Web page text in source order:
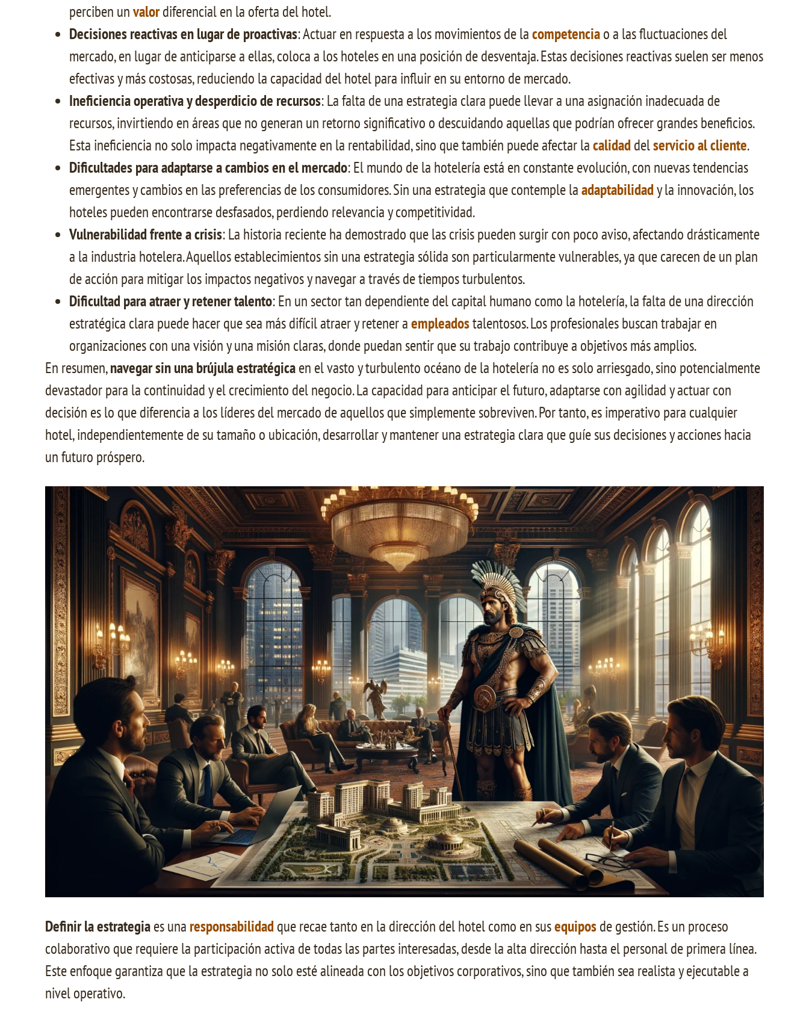
perciben unvalordiferencial en la oferta del hotel.
Decisiones reactivas en lugar de proactivas: Actuar en respuesta a los movimientos de lacompetenciao a las fluctuaciones del
mercado, en lugar de anticiparse a ellas, coloca a los hoteles en una posición de desventaja. Estas decisiones reactivas suelen ser menos
efectivas y más costosas, reduciendo la capacidad del hotel para influir en su entorno de mercado.
Ineficiencia operativa y desperdicio de recursos: La falta de una estrategia clara puede llevar a una asignación inadecuada de
recursos, invirtiendo en áreas que no generan un retorno significativo o descuidando aquellas que podrían ofrecer grandes beneficios.
Esta ineficiencia no solo impacta negativamente en la rentabilidad, sino que también puede afectar lacalidaddelservicio al cliente.
Dificultades para adaptarse a cambios en el mercado: El mundo de la hotelería está en constante evolución, con nuevas tendencias
emergentes y cambios en las preferencias de los consumidores. Sin una estrategia que contemple laadaptabilidady la innovación, los
hoteles pueden encontrarse desfasados, perdiendo relevancia y competitividad.
Vulnerabilidad frente a crisis: La historia reciente ha demostrado que las crisis pueden surgir con poco aviso, afectando drásticamente
a la industria hotelera. Aquellos establecimientos sin una estrategia sólida son particularmente vulnerables, ya que carecen de un plan
de acción para mitigar los impactos negativos y navegar a través de tiempos turbulentos.
Dificultad para atraer y retener talento: En un sector tan dependiente del capital humano como la hotelería, la falta de una dirección
estratégica clara puede hacer que sea más difícil atraer y retener aempleadostalentosos. Los profesionales buscan trabajar en
organizaciones con una visión y una misión claras, donde puedan sentir que su trabajo contribuye a objetivos más amplios.
En resumen,navegar sin una brújula estratégicaen el vasto y turbulento océano de la hotelería no es solo arriesgado, sino potencialmente
devastador para la continuidad y el crecimiento del negocio. La capacidad para anticipar el futuro, adaptarse con agilidad y actuar con
decisión es lo que diferencia a los líderes del mercado de aquellos que simplemente sobreviven. Por tanto, es imperativo para cualquier
hotel, independientemente de su tamaño o ubicación, desarrollar y mantener una estrategia clara que guíe sus decisiones y acciones hacia
un futuro próspero.
Definir la estrategiaes una responsabilidadque recae tanto en la dirección del hotel como en susequiposde gestión. Es un proceso
colaborativo que requiere la participación activa de todas las partes interesadas, desde la alta dirección hasta el personal de primera línea.
Este enfoque garantiza que la estrategia no solo esté alineada con los objetivos corporativos, sino que también sea realista y ejecutable a
nivel operativo.